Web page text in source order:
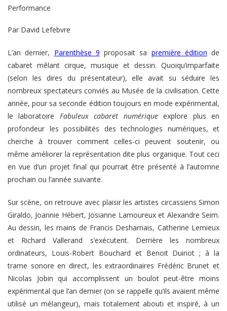
Performance
Par David Lefebvre
L’an dernier, Parenthèse 9 proposait sa première édition de
cabaret mêlant cirque, musique et dessin. Quoiqu’imparfaite
(selon les dires du présentateur), elle avait su séduire les
nombreux spectateurs conviés au Musée de la civilisation. Cette
année, pour sa seconde édition toujours en mode expérimental,
le laboratoire Fabuleux cabaret numériqueexplore plus en
profondeur les possibilités des technologies numériques, et
cherche à trouver comment celles-ci peuvent soutenir, ou
même améliorer la représentation dite plus organique. Tout ceci
en vue d’un projet final qui pourrait être présenté à l’automne
prochain ou l’année suivante.
Sur scène, on retrouve avec plaisir les artistes circassiens Simon
Giraldo, Joannie Hébert, Josianne Lamoureux et Alexandre Seim.
Au dessin, les mains de Francis Desharnais, Catherine Lemieux
et Richard Vallerand s’exécutent. Derrière les nombreux
ordinateurs, Louis-Robert Bouchard et Benoit Duinot ; à la
trame sonore en direct, les extraordinaires Frédéric Brunet et
Nicolas Jobin qui accomplissent un boulot peut-être moins
expérimental que l’an dernier (on se rappelle qu’ils avaient même
utilisé un mélangeur), mais totalement abouti et inspiré, à un